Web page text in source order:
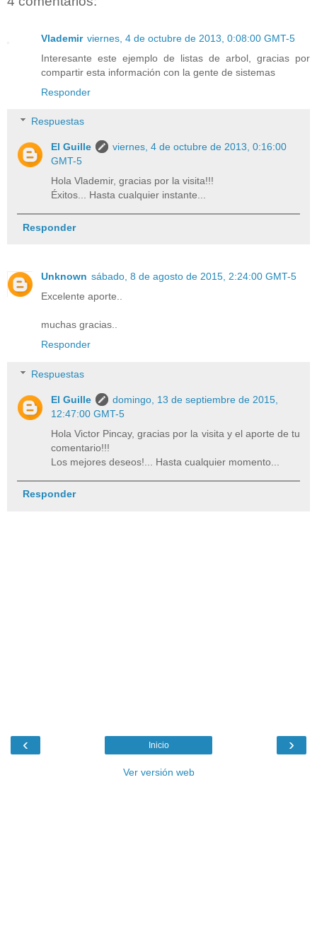
Vlademir viernes, 4 de octubre de 2013, 0:08:00 GMT-5
Interesante este ejemplo de listas de arbol, gracias por
compartir esta información con la gente de sistemas
Responder
Respuestas
El Guille
viernes, 4 de octubre de 2013, 0:16:00
GMT-5
Hola Vlademir, gracias por la visita!!!
Éxitos... Hasta cualquier instante...
Responder
Unknown sábado, 8 de agosto de 2015, 2:24:00 GMT-5
Excelente aporte..
muchas gracias..
Responder
Respuestas
El Guille
domingo, 13 de septiembre de 2015,
12:47:00 GMT-5
Hola Victor Pincay, gracias por la visita y el aporte de tu
comentario!!!
Los mejores deseos!... Hasta cualquier momento...
Responder
‹ ›
Inicio
Ver versión web